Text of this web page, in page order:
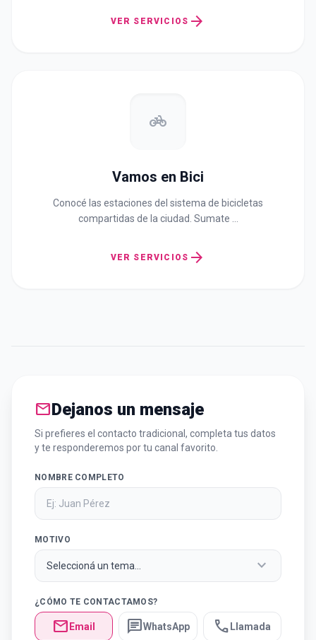
VER SERVICIOS arrow_forward
pedal_bike
Vamos en Bici
Conocé las estaciones del sistema de bicicletas
compartidas de la ciudad. Sumate …
VER SERVICIOS arrow_forward
mailDejanos un mensaje
Si prefieres el contacto tradicional, completa tus datos
y te responderemos por tu canal favorito.
NOMBRE COMPLETO
MOTIVO
expand_more
¿CÓMO TE CONTACTAMOS?
mail Email chatWhatsApp call Llamada